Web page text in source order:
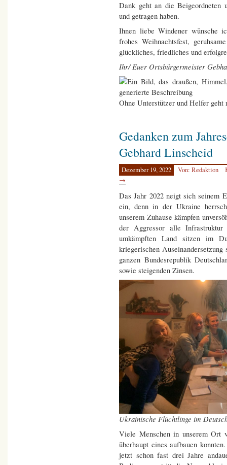
Dank geht an die Beigeordneten
und getragen haben.
Ihnen liebe Windener wünsche
frohes Weihnachtsfest,
glückliches, friedliches und
Ihr/ Euer Ortsbürgermeister
Ohne Unterstützer und Helfer
Gedanken zum
Gebhard Linscheid
Dezember 19, 2022 Von: Redaktion
→
Das Jahr 2022 neigt sich seinem
ein, denn in der Ukraine
unserem Zuhause kämpfen
der Aggressor alle
umkämpften Land sitzen im
kriegerischen
ganzen Bundesrepublik
sowie steigenden Zinsen.
Ukrainische Flüchtlinge im
Viele Menschen in unserem Ort
überhaupt eines aufbauen
jetzt schon fast drei Jahre